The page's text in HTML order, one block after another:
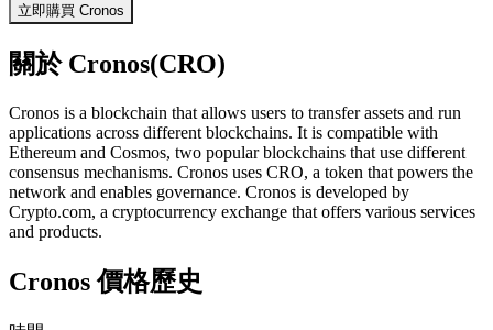
立即購買 Cronos
關於 Cronos(CRO)
Cronos is a blockchain that allows users to transfer assets and run
applications across different blockchains. It is compatible with
Ethereum and Cosmos, two popular blockchains that use different
consensus mechanisms. Cronos uses CRO, a token that powers the
network and enables governance. Cronos is developed by
Crypto.com, a cryptocurrency exchange that offers various services
and products.
Cronos 價格歷史